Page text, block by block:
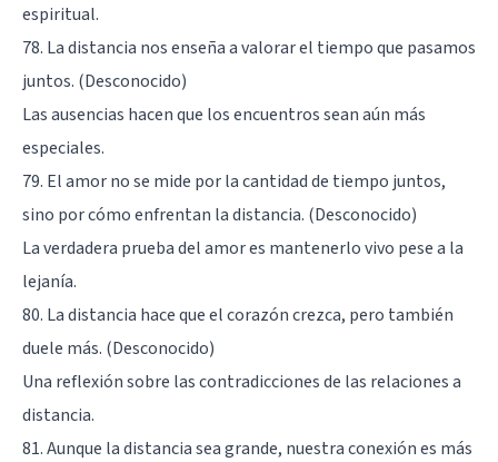
espiritual.
78. La distancia nos enseña a valorar el tiempo que pasamos
juntos. (Desconocido)
Las ausencias hacen que los encuentros sean aún más
especiales.
79. El amor no se mide por la cantidad de tiempo juntos,
sino por cómo enfrentan la distancia. (Desconocido)
La verdadera prueba del amor es mantenerlo vivo pese a la
lejanía.
80. La distancia hace que el corazón crezca, pero también
duele más. (Desconocido)
Una reflexión sobre las contradicciones de las relaciones a
distancia.
81. Aunque la distancia sea grande, nuestra conexión es más